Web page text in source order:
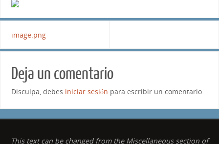
image.png
Deja un comentario
Disculpa, debes iniciar sesión para escribir un comentario.
This text can be changed from the Miscellaneous section of